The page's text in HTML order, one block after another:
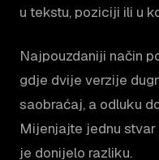
u tekstu, poziciji ili u
Najpouzdaniji način
gdje dvije verzije
saobraćaj, a odluku
Mijenjajte jednu
je donijelo razliku.